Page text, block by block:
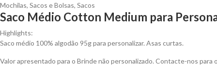
Mochilas, Sacos e Bolsas, Sacos
Saco Médio Cotton Medium para
Highlights:
Saco médio 100% algodão 95g para personalizar. Asas curtas.
Valor apresentado para o Brinde não personalizado. Contacte-nos